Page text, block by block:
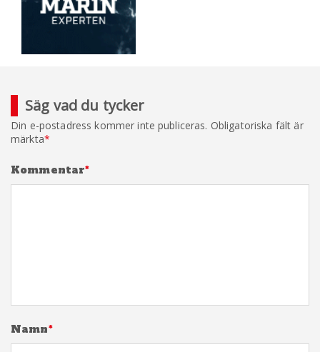
Säg vad du tycker
Din e-postadress kommer inte publiceras. Obligatoriska fält är
märkta*
Kommentar*
Namn*